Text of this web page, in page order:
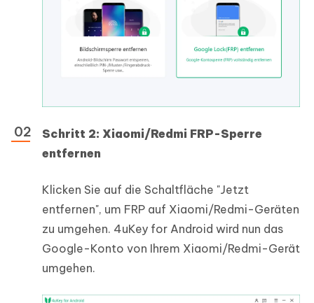
Schritt 2: Xiaomi/Redmi FRP-Sperre
entfernen
Klicken Sie auf die Schaltfläche "Jetzt
entfernen", um FRP auf Xiaomi/Redmi-Geräten
zu umgehen. 4uKey for Android wird nun das
Google-Konto von Ihrem Xiaomi/Redmi-Gerät
umgehen.